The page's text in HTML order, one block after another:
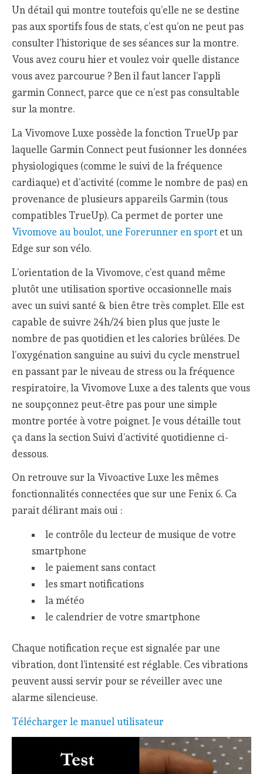
Un détail qui montre toutefois qu’elle ne se destine
pas aux sportifs fous de stats, c’est qu’on ne peut pas
consulter l’historique de ses séances sur la montre.
Vous avez couru hier et voulez voir quelle distance
vous avez parcourue ? Ben il faut lancer l’appli
garmin Connect, parce que ce n’est pas consultable
sur la montre.
La Vivomove Luxe possède la fonction TrueUp par
laquelle Garmin Connect peut fusionner les données
physiologiques (comme le suivi de la fréquence
cardiaque) et d’activité (comme le nombre de pas) en
provenance de plusieurs appareils Garmin (tous
compatibles TrueUp). Ca permet de porter une
Vivomove au boulot, une Forerunner en sport et un
Edge sur son vélo.
L’orientation de la Vivomove, c’est quand même
plutôt une utilisation sportive occasionnelle mais
avec un suivi santé & bien être très complet. Elle est
capable de suivre 24h/24 bien plus que juste le
nombre de pas quotidien et les calories brûlées. De
l’oxygénation sanguine au suivi du cycle menstruel
en passant par le niveau de stress ou la fréquence
respiratoire, la Vivomove Luxe a des talents que vous
ne soupçonnez peut-être pas pour une simple
montre portée à votre poignet. Je vous détaille tout
ça dans la section Suivi d’activité quotidienne ci-
dessous.
On retrouve sur la Vivoactive Luxe les mêmes
fonctionnalités connectées que sur une Fenix 6. Ca
parait délirant mais oui :
le contrôle du lecteur de musique de votre
smartphone
le paiement sans contact
les smart notifications
la météo
le calendrier de votre smartphone
Chaque notification reçue est signalée par une
vibration, dont l’intensité est réglable. Ces vibrations
peuvent aussi servir pour se réveiller avec une
alarme silencieuse.
Télécharger le manuel utilisateur